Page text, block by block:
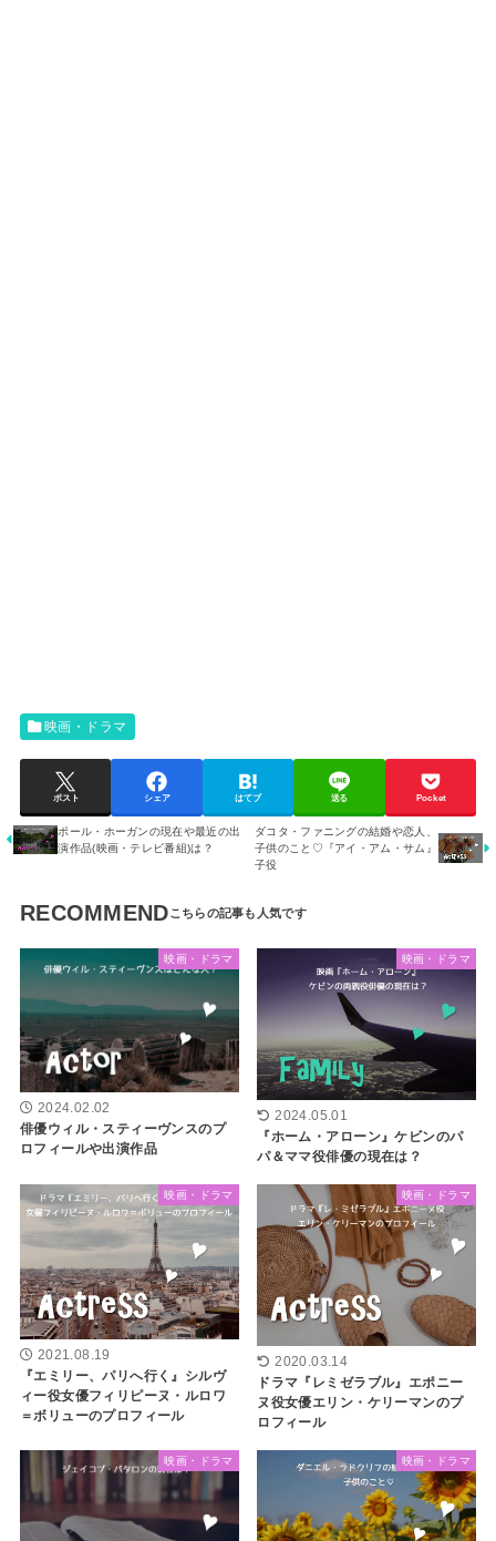
映画・ドラマ
ポスト シェア はてブ 送る Pocket
ポール・ホーガンの現在や最近の出
演作品(映画・テレビ番組)は？
ダコタ・ファニングの結婚や恋人、
子供のこと♡『アイ・アム・サム』
子役
RECOMMEND
映画・ドラマ
2024.02.02
俳優ウィル・スティーヴンスのプ
ロフィールや出演作品
映画・ドラマ
2024.05.01
『ホーム・アローン』ケビンのパ
パ＆ママ役俳優の現在は？
映画・ドラマ
2021.08.19
『エミリー、パリへ行く』シルヴ
ィー役女優フィリピーヌ・ルロワ
＝ボリューのプロフィール
映画・ドラマ
2020.03.14
ドラマ『レミゼラブル』エポニー
ヌ役女優エリン・ケリーマンのプ
ロフィール
映画・ドラマ 映画・ドラマ